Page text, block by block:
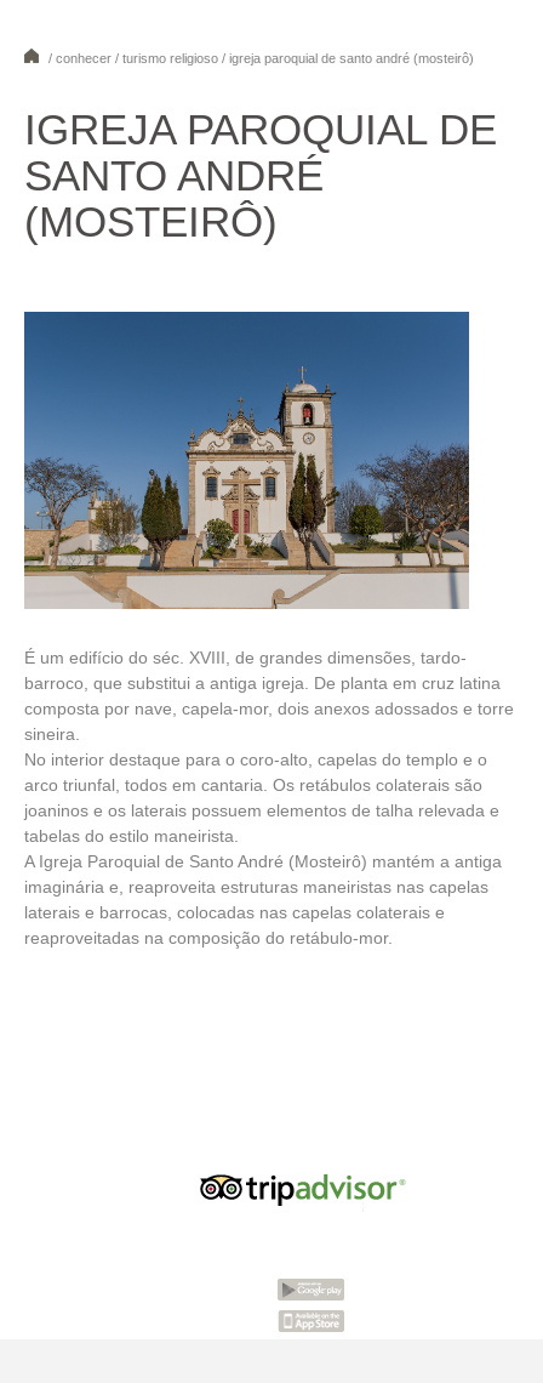
34 5 678
/ conhecer / turismo religioso / igreja paroquial de santo andré (mosteirô)
IGREJA PAROQUIAL DE
SANTO ANDRÉ
(MOSTEIRÔ)
É um edifício do séc. XVIII, de grandes dimensões, tardo-
barroco, que substitui a antiga igreja. De planta em cruz latina
composta por nave, capela-mor, dois anexos adossados e torre
sineira.
No interior destaque para o coro-alto, capelas do templo e o
arco triunfal, todos em cantaria. Os retábulos colaterais são
joaninos e os laterais possuem elementos de talha relevada e
tabelas do estilo maneirista.
A Igreja Paroquial de Santo André (Mosteirô) mantém a antiga
imaginária e, reaproveita estruturas maneiristas nas capelas
laterais e barrocas, colocadas nas capelas colaterais e
reaproveitadas na composição do retábulo-mor.